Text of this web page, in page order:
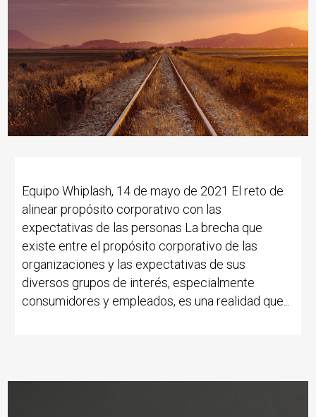
Equipo Whiplash, 14 de mayo de 2021 El reto de
alinear propósito corporativo con las
expectativas de las personas La brecha que
existe entre el propósito corporativo de las
organizaciones y las expectativas de sus
diversos grupos de interés, especialmente
consumidores y empleados, es una realidad que...